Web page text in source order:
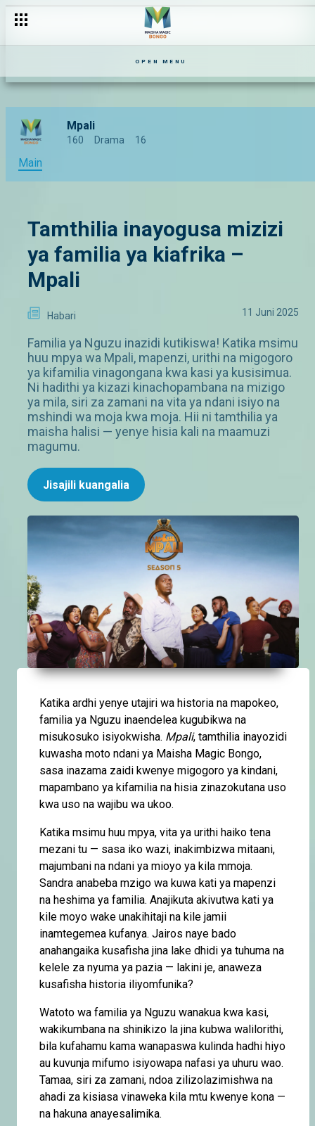
OPEN MENU
Mpali
160 Drama 16
Main
Tamthilia inayogusa mizizi
ya familia ya kiafrika –
Mpali
Habari 11 Juni 2025
Familia ya Nguzu inazidi kutikiswa! Katika msimu
huu mpya wa Mpali, mapenzi, urithi na migogoro
ya kifamilia vinagongana kwa kasi ya kusisimua.
Ni hadithi ya kizazi kinachopambana na mizigo
ya mila, siri za zamani na vita ya ndani isiyo na
mshindi wa moja kwa moja. Hii ni tamthilia ya
maisha halisi — yenye hisia kali na maamuzi
magumu.
Jisajili kuangalia
Katika ardhi yenye utajiri wa historia na mapokeo,
familia ya Nguzu inaendelea kugubikwa na
misukosuko isiyokwisha. Mpali, tamthilia inayozidi
kuwasha moto ndani ya Maisha Magic Bongo,
sasa inazama zaidi kwenye migogoro ya kindani,
mapambano ya kifamilia na hisia zinazokutana uso
kwa uso na wajibu wa ukoo.
Katika msimu huu mpya, vita ya urithi haiko tena
mezani tu — sasa iko wazi, inakimbizwa mitaani,
majumbani na ndani ya mioyo ya kila mmoja.
Sandra anabeba mzigo wa kuwa kati ya mapenzi
na heshima ya familia. Anajikuta akivutwa kati ya
kile moyo wake unakihitaji na kile jamii
inamtegemea kufanya. Jairos naye bado
anahangaika kusafisha jina lake dhidi ya tuhuma na
kelele za nyuma ya pazia — lakini je, anaweza
kusafisha historia iliyomfunika?
Watoto wa familia ya Nguzu wanakua kwa kasi,
wakikumbana na shinikizo la jina kubwa walilorithi,
bila kufahamu kama wanapaswa kulinda hadhi hiyo
au kuvunja mifumo isiyowapa nafasi ya uhuru wao.
Tamaa, siri za zamani, ndoa zilizolazimishwa na
ahadi za kisiasa vinaweka kila mtu kwenye kona —
na hakuna anayesalimika.